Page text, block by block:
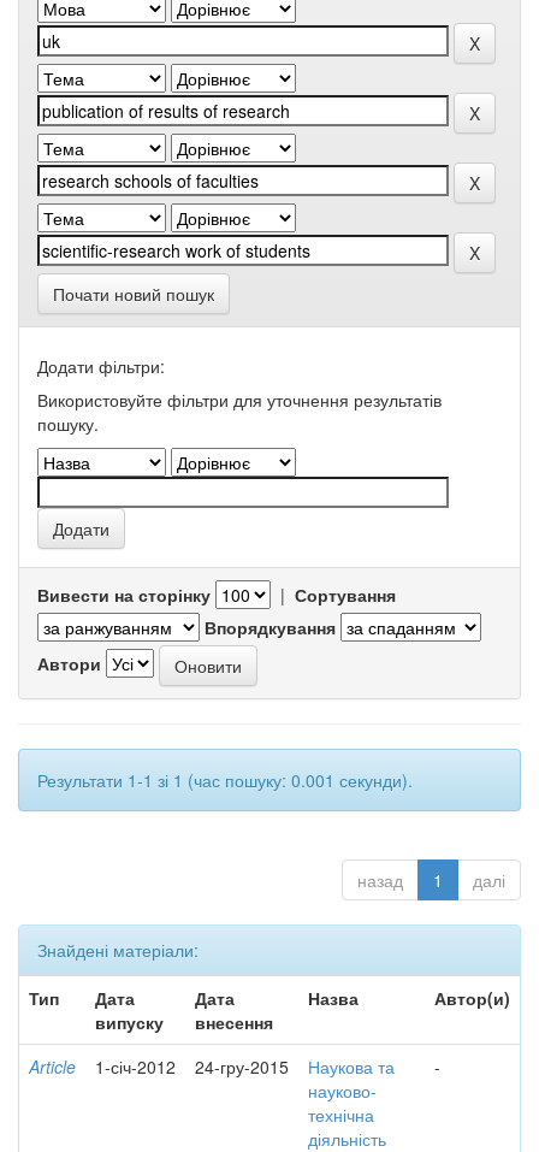
Почати новий пошук
Додати фільтри:
Використовуйте фільтри для уточнення результатів
пошуку.
Вивести на сторінку | Сортування
Впорядкування
Автори
Результати 1-1 зі 1 (час пошуку: 0.001 секунди).
назад 1 далі
Знайдені матеріали:
Тип
Дата
випуску
Дата
внесення
Назва Автор(и)
Article 1-січ-2012 24-гру-2015
Наукова та
науково-
технічна
діяльність
-